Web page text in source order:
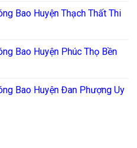
Bao Huyện Thạch Thất Thi
Bao Huyện Phúc Thọ Bền
Bao Huyện Đan Phượng Uy